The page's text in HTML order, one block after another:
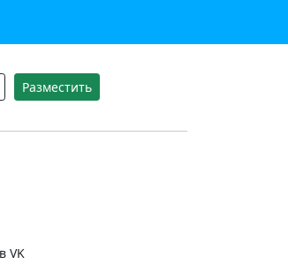
Разместить
VK